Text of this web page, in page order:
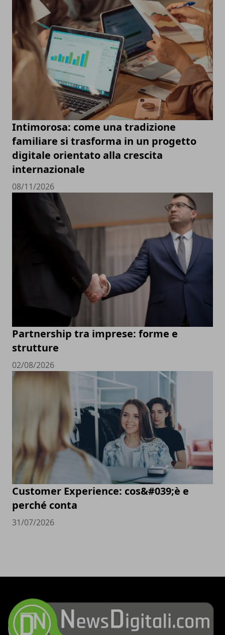
Intimorosa: come una tradizione
familiare si trasforma in un progetto
digitale orientato alla crescita
internazionale
08/11/2026
Partnership tra imprese: forme e
strutture
02/08/2026
Customer Experience: cos&#039;è e
perché conta
31/07/2026